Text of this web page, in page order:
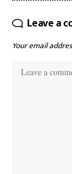
Leave a
Your email